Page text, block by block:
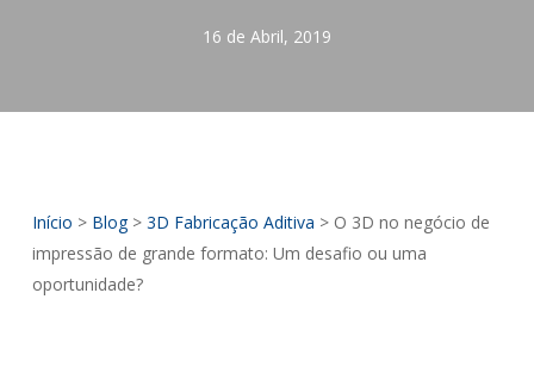
16 de Abril, 2019
Início > Blog> 3D Fabricação Aditiva > O 3D no negócio de
impressão de grande formato: Um desafio ou uma
oportunidade?